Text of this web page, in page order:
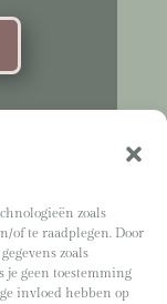
zoals
of te raadplegen. Door
zoals
je geen toestemming
invloed hebben op
Bours